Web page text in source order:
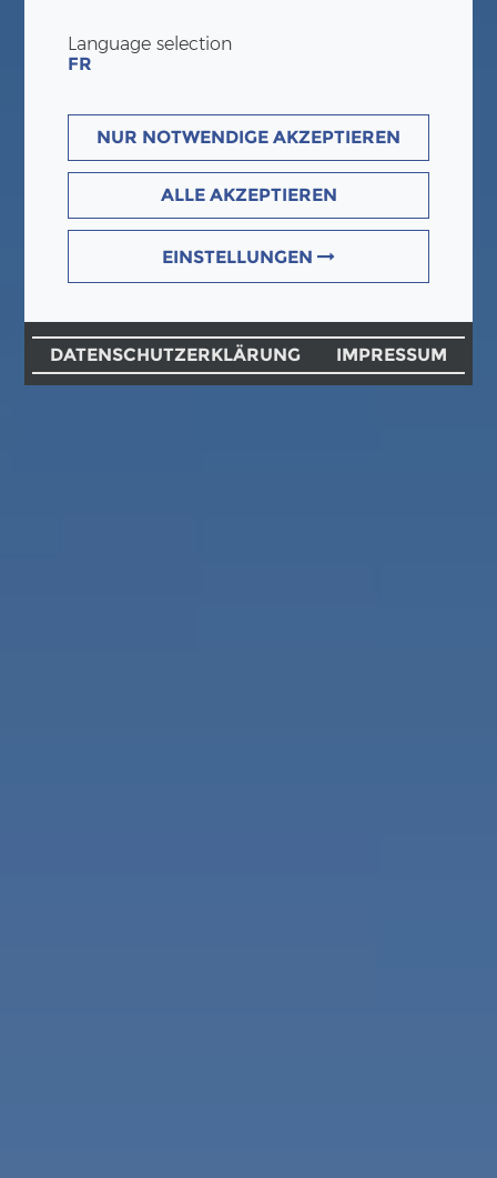
Language selection
FR
NUR NOTWENDIGE AKZEPTIEREN
ALLE AKZEPTIEREN
EINSTELLUNGEN
DATENSCHUTZERKLÄRUNG IMPRESSUM